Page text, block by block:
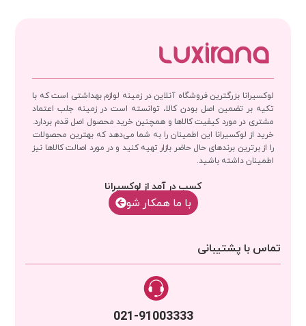
لوکسیرانا بزرگترین فروشگاه آنلاین در زمینه لوازم بهداشتی است که با
تکیه بر تضمین اصل بودن کالا، توانسته است در زمینه جلب اعتماد
مشتری در مورد کیفیت کالاها و همچنین خرید محصول اصل قدم بردارد.
خرید از لوکسیرانا این اطمینان را به شما می‌دهد که بهترین محصولات
را از برترین برندهای حال حاضر بازار تهیه کنید و در مورد اصالت کالاها نیز
اطمینان داشته باشید.
کسب در آمد از لوکسیرانا
با‌‌ ما همکار شو
تماس با پشتیبانی
021-91003333